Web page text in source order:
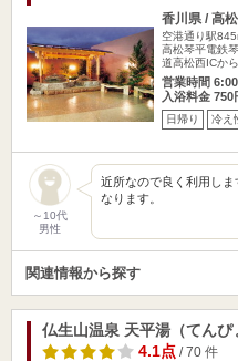
香川県 / 高
空港通り駅
高松琴平電鉄
道高松西ICか
営業時間
入浴料金 750
日帰り 冷え
～10代
男性
近所なので良く利用し
なります。
関連情報から探す
仏生山温泉 天平湯（てんぴ
4.1点/ 70 件